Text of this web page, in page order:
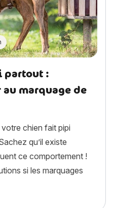
partout :
marquage de
chien fait pipi
qu’il existe
ce comportement !
si les marquages